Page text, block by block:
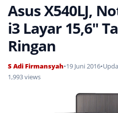
Asus X540LJ,
i3 Layar 15,6″
Ringan
S Adi Firmansyah•19 Juni 2016•
1,993 views